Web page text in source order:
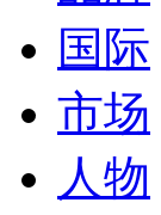
国际
市场
人物